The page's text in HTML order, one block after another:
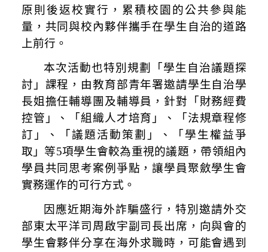
原則後返校實行，累積校園的公共參與能
量，共同與校內夥伴攜手在學生自治的道路
上前行。
本次活動也特別規劃「學生自治議題探
討」課程，由教育部青年署邀請學生自治學
長姐擔任輔導團及輔導員，針對「財務經費
控管」、「組織人才培育」、「法規章程修
訂」、「議題活動策劃」、「學生權益爭
取」等5項學生會較為重視的議題，帶領組內
學員共同思考案例爭點，讓學員聚斂學生會
實務運作的可行方式。
因應近期海外詐騙盛行，特別邀請外交
部東太平洋司周啟宇副司長出席，向與會的
學生會夥伴分享在海外求職時，可能會遇到